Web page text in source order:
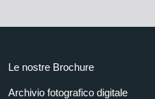
Le nostre Brochure
Archivio fotografico digitale